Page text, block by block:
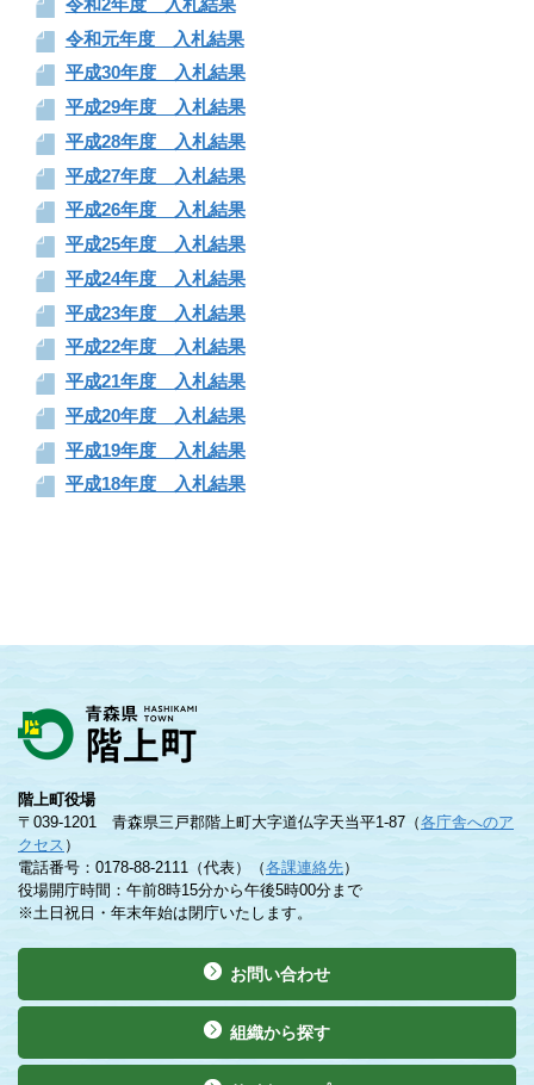
令和2年度 入札結果
令和元年度 入札結果
平成30年度 入札結果
平成29年度 入札結果
平成28年度 入札結果
平成27年度 入札結果
平成26年度 入札結果
平成25年度 入札結果
平成24年度 入札結果
平成23年度 入札結果
平成22年度 入札結果
平成21年度 入札結果
平成20年度 入札結果
平成19年度 入札結果
平成18年度 入札結果
階上町役場
〒039-1201 青森県三戸郡階上町大字道仏字天当平1-87（各庁舎へのア
クセス ）
電話番号：0178-88-2111（代表）（各課連絡先）
役場開庁時間：午前8時15分から午後5時00分まで
※土日祝日・年末年始は閉庁いたします。
お問い合わせ
組織から探す